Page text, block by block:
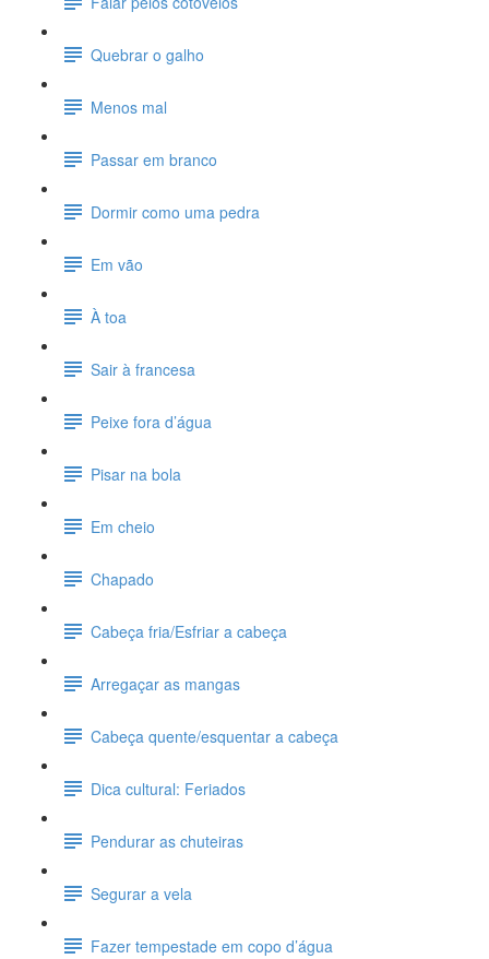
Quebrar o galho
Menos mal
Passar em branco
Dormir como uma pedra
Em vão
À toa
Sair à francesa
Peixe fora d’água
Pisar na bola
Em cheio
Chapado
Cabeça fria/Esfriar a cabeça
Arregaçar as mangas
Cabeça quente/esquentar a cabeça
Dica cultural: Feriados
Pendurar as chuteiras
Segurar a vela
Fazer tempestade em copo d’água